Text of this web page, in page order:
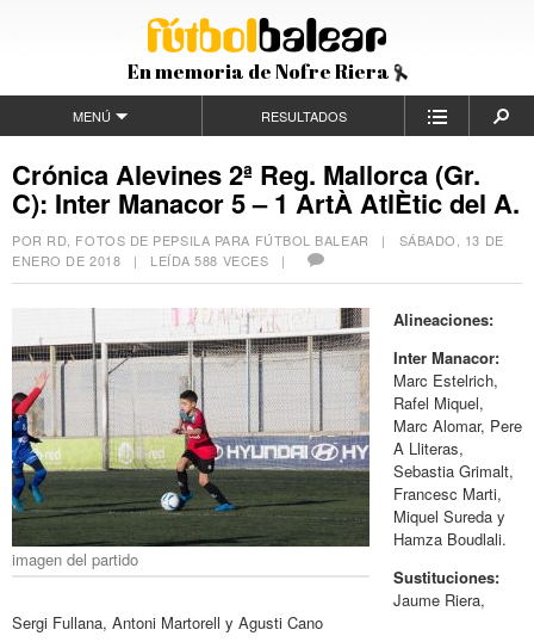
En memoria de Nofre Riera
MENÚ RESULTADOS
Crónica Alevines 2ª Reg. Mallorca (Gr.
C): Inter Manacor 5 – 1 ArtÀ AtlÈtic del A.
POR RD, FOTOS DE PEPSILA PARA FÚTBOL BALEAR | SÁBADO, 13 DE
ENERO DE 2018 | LEÍDA 588 VECES |
imagen del partido
Alineaciones:
Inter Manacor:
Marc Estelrich,
Rafel Miquel,
Marc Alomar, Pere
A Lliteras,
Sebastia Grimalt,
Francesc Marti,
Miquel Sureda y
Hamza Boudlali.
Sustituciones:
Jaume Riera,
Sergi Fullana, Antoni Martorell y Agusti Cano